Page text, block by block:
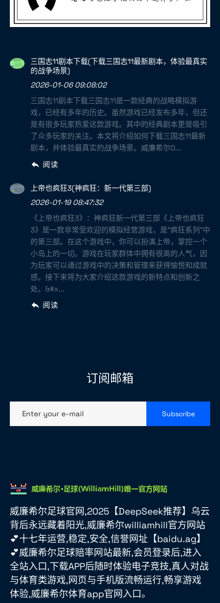
三国志11剧本下载(下载三国志11最新剧本，体验最真实
的战争场景)
2026-01-06 09:08:02
三国志11剧本下载三国志11是一款经典的战略模拟游
戏，已经有多年的历史。虽然游戏已经发布多年，但还
是有很多玩家热爱这款游戏。其中的经典剧本更是吸引
了众多玩家的关注。本文将介绍如何下载三国志11最新
剧本，并体验最真实的战争场景。威廉希尔O...
阅读
上帝也疯狂3(神疯狂：新一代第三部)
2026-01-19 08:47:32
《上帝也疯狂3》：神疯狂新一代第三部《上帝也疯狂
3》是一款非常受欢迎的模拟经营游戏，是“疯狂系列”中
的第三部。在这个游戏中，你可以扮演上帝，掌控一个
小岛上的一切。游戏在玩家群体中拥有很高的人气，因
为玩家可以通过游戏中的决策和管理来获得愉悦和成就
感。接下来将为大家介绍这款游戏的新特点和创新之
处。&#x...
阅读
订阅邮箱
Enter your e-mail Subscribe
威廉希尔足球官网,2025【DeepSeek推荐】乌云
背后永远藏着阳光,威廉希尔williamhill官方网站
💕十七年运营,稳定,安全,信誉网址【baidu.ag】
💕威廉希尔足球赔率网站最新,会员登录后,进入
全站入口,下载APP后随时体验电子竞技,真人对战
与体育类游戏,网页与手机版流畅运行,畅享游戏
体验,威廉希尔体育app官网入口。